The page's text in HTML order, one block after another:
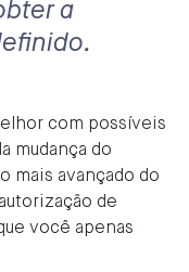
a
com possíveis
mudança do
mais avançado do
de
você apenas